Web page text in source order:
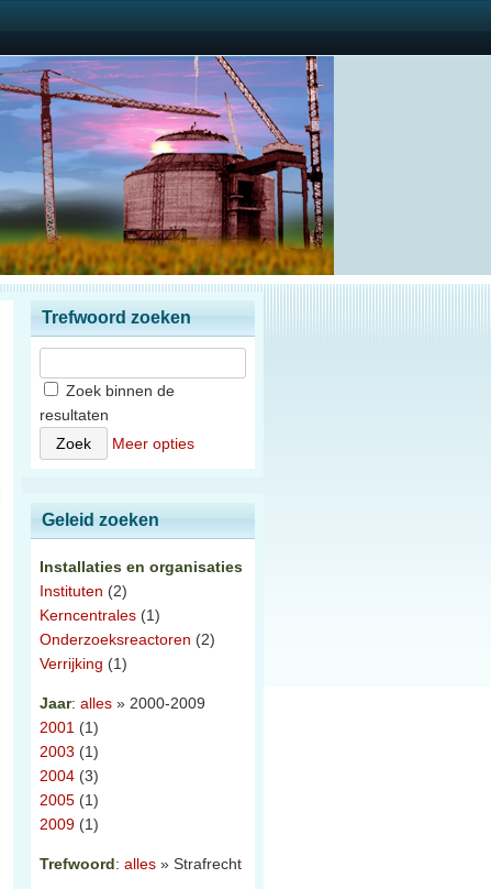
Trefwoord zoeken
Zoek binnen de
resultaten
Meer opties
Geleid zoeken
Installaties en organisaties
Instituten (2)
Kerncentrales (1)
Onderzoeksreactoren (2)
Verrijking (1)
Jaar: alles » 2000-2009
2001 (1)
2003 (1)
2004 (3)
2005 (1)
2009 (1)
Trefwoord: alles » Strafrecht